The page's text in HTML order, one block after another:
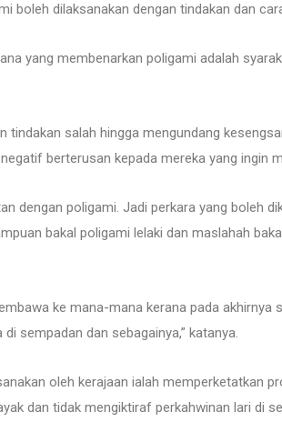
boleh dilaksanakan dengan tindakan dan
yang membenarkan poligami adalah
tindakan salah hingga mengundang
berterusan kepada mereka yang ingin
dengan poligami. Jadi perkara yang boleh
bakal poligami lelaki dan maslahah
ke mana-mana kerana pada akhirnya
sempadan dan sebagainya,” katanya.
oleh kerajaan ialah memperketatkan
dan tidak mengiktiraf perkahwinan lari di